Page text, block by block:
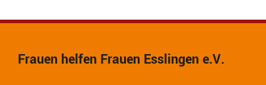
Frauen helfen Frauen Esslingen e.V.